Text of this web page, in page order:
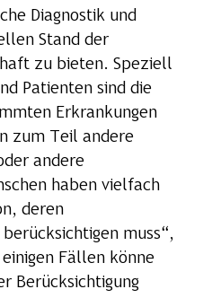
Diagnostik und
Stand der
zu bieten. Speziell
Patienten sind die
Erkrankungen
zum Teil andere
andere
haben vielfach
deren
muss“,
Fällen könne
Berücksichtigung